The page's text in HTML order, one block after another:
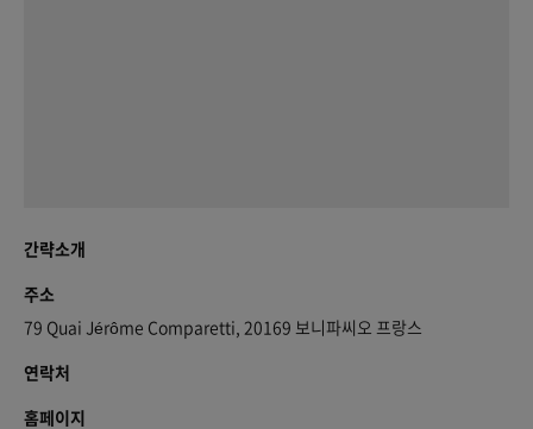
간략소개
주소
79 Quai Jérôme Comparetti, 20169 보니파씨오 프랑스
연락처
홈페이지